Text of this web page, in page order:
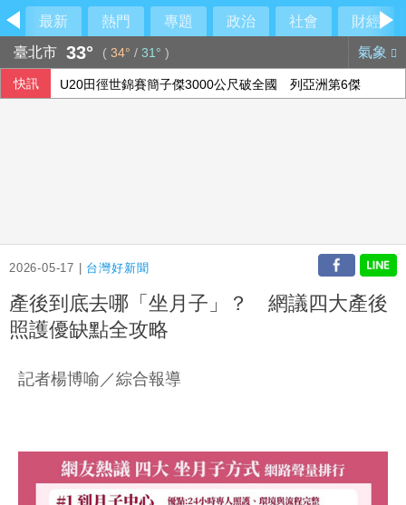
最新 熱門 專題 政治 社會
財經
臺北市 33° ( 34° / 31° ) 氣象
快訊 U20田徑世錦賽簡子傑3000公尺破全國 列亞洲第6傑
2026-05-17 | 台灣好新聞
產後到底去哪「坐月子」？ 網議四大產後
照護優缺點全攻略
記者楊博喻／綜合報導